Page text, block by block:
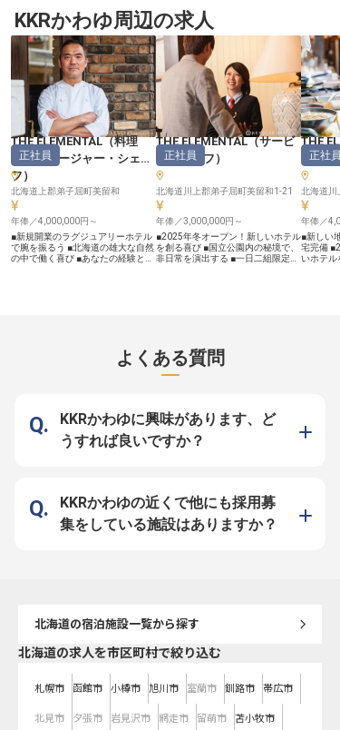
トランサービススタッフを募集して
います。 中華、和食、洋食など多
彩なレストランや朝食会場で、オー
ダーテイクから料理・ドリンク提供
まで、お客様との温かい交流を大切
にするお仕事です。 未経験の方も
安心してスタートできるよう、先輩
スタッフが丁寧にサポートいたしま
す。 お客様の「ありがとう」が直
接聞ける、やりがいのある環境で
す。 ーー【安心して長く働ける、
充実のサポート体制】 当ホテルで
は、スタッフ一人ひとりが安心して
長く活躍できるよう、充実した福利
厚生と働きやすい環境を整えていま
す。 月給205,000円からの安定した
給与に加え、年2回の賞与で日頃の
頑張りをしっかり評価。 社員食堂
や食事手当、社会保険完備はもちろ
ん、産前産後・育児休業の取得実績
もあり、ライフステージの変化にも
柔軟に対応します。 未経験からキ
ャリアを築きたい方も、ぜひご応募
ください。 ※2026年03月26日時点
様に心から安らぎを感じていただけ
るよう、温かいおもてなしを大切に
しています。レストランでは、お客
様のご案内からお料理の提供、後片
付けまで、一つひとつの業務に心を
込めて取り組んでいます。 配膳ロ
ボットも導入しており、スタッフの
負担軽減にも配慮。お客様との温か
い交流を楽しみながら、あなたらし
いおもてなしを実践できる環境で
環境と充実のサポート体制】 あな
たのライフスタイルに合わせた働き
方が可能です。週2日から勤務可能
で、土日祝日のみの勤務もご相談に
応じますので、プライベートとの両
立も無理なく実現できます。 入浴
無料（ご家族も利用可）や食事補
助、同グループホテルの社員割引な
ど、日々の生活を豊かにする福利厚
生が充実しています。車通勤も可能
で無料駐車場も完備しており、通勤
のストレスもありません。 ※2026
年03月06日時点の情報です
との出会
と細やか
彩るお手
の食材を
らのおも
最高の感
あなたの
の笑顔に
事です。 ーー【働きやすさを追求
した環境
当施設で
安心し
ます。
月給
2回の賞
あなたの
す。シ
を確保し
ながら
くことが
も、おも
ます。
KKRかわゆ周辺の求人
THE ELEMENTAL（料理
長・マネージャー・シェ
フ ）
正社員
北海道上郡弟子屈町美留和
年俸／4,000,000円～
■新規開業のラグジュアリーホテル
で腕を振るう ■北海道の雄大な自然
の中で働く喜び ■あなたの経験と感
最高のホスピタリティ、そして心に
残る美味しいお料理とお酒をご提供
ださる方を心よりお待ちしておりま
す。 ーー【あなたの感性が輝く、
新たなキャリアの道】 シェフ調理
スタッフとして、お料理の提供から
力を創造する喜びを味わえます。
年俸4,000,000円〜5,000,000円、
社会保険完備、残業代全額支給、退
職金制度、マイカー通勤可、健康診
THE ELEMENTAL（サービ
ススタッフ ）
正社員
北海道川上郡弟子屈町美留和1-21
年俸／3,000,000円～
■2025年冬オープン！新しいホテル
を創る喜び ■国立公園内の秘境で、
非日常を演出する ■一日二組限定、
位置し、自然のエレメントと五感の
静けさを大切にした空間で、「ただ
そこにある贅沢」を味わっていただ
する、そんなおもてなしの心を求め
ています。 ーー【新しいホテルを
共に育む、成長できる環境】 オー
プニングスタッフとして、ホテルの
けられます。寮・社宅が完備されて
おり、遠方からの挑戦も安心してス
タートできます。社会保険完備や退
職金制度など、長く安心して働ける
THE
門その
正社員
北海道川
年俸／
■新しい
宅完備
いホテル
客様の旅
る環境
フとして
す。
です
よくある質問
KKRかわゆに興味があります、ど
うすれば良いですか？
KKRかわゆの近くで他にも採用募
集をしている施設はありますか？
北海道の宿泊施設一覧から探す
北海道の求人を市区町村で絞り込む
札幌市 函館市 小樽市 旭川市 室蘭市 釧路市 帯広市
北見市 夕張市 岩見沢市 網走市 留萌市 苫小牧市